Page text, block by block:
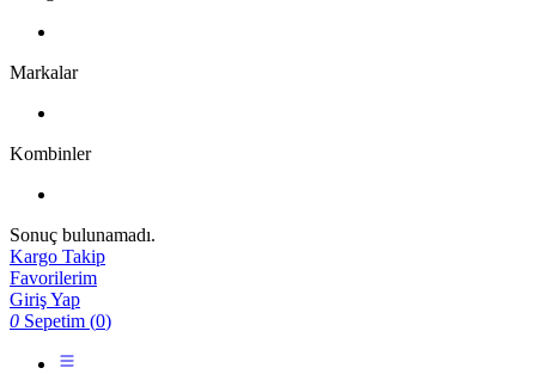
Markalar
Kombinler
Sonuç bulunamadı.
Kargo Takip
Favorilerim
Giriş Yap
0 Sepetim (0)